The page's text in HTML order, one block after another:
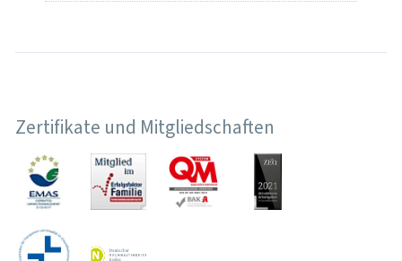
Zertifikate und Mitgliedschaften